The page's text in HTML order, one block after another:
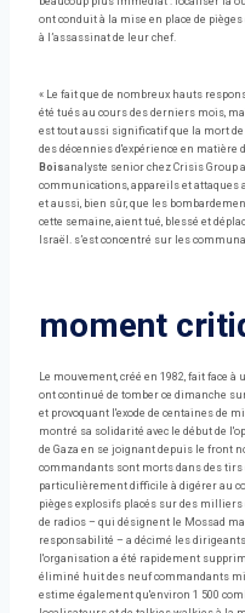
ont conduit à la mise en place de
à l’assassinat de leur chef.
« Le fait que de nombreux hauts
été tués au cours des derniers mois,
est tout aussi significatif que la mort
des décennies d'expérience en matière
Boisanalyste senior chez Crisis Group
communications, appareils et attaques
et aussi, bien sûr, que les
cette semaine, aient tué, blessé et
Israël. s’est concentré sur les
moment
Le mouvement, créé en 1982, fait face
ont continué de tomber ce dimanche
et provoquant l'exode de centaines de
montré sa solidarité avec le début de
de Gaza en se joignant depuis le front
commandants sont morts dans des tirs
particulièrement difficile à digérer au
pièges explosifs placés sur des
de radios – qui désignent le Mossad
responsabilité – a décimé les
l'organisation a été rapidement
éliminé huit des neuf commandants
estime également qu'environ 1 500